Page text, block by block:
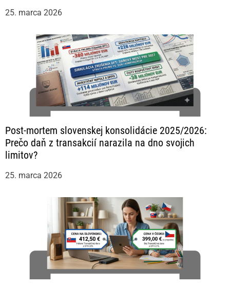
25. marca 2026
Post-mortem slovenskej konsolidácie 2025/2026:
Prečo daň z transakcií narazila na dno svojich
limitov?
25. marca 2026